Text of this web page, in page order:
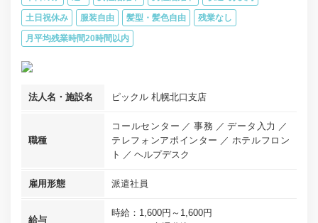
土日祝休み 服装自由 髪型・髪色自由 残業なし
月平均残業時間20時間以内
法人名・施設名 ピックル 札幌北口支店
職種
コールセンター 事務
データ入力
テレフォンアポインター
ホテルフロン
ト
ヘルプデスク
雇用形態 派遣社員
給与
時給：1,600円～1,600円